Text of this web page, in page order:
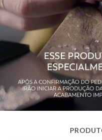
Público
Observação
Acabamento
Altura Total